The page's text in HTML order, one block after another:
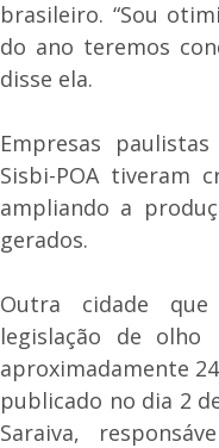
brasileiro. “Sou
do ano teremos
disse ela.
Empresas
Sisbi-POA tiveram
ampliando a
gerados.
Outra cidade
legislação de olho
aproximadamente
publicado no dia 2
Saraiva,